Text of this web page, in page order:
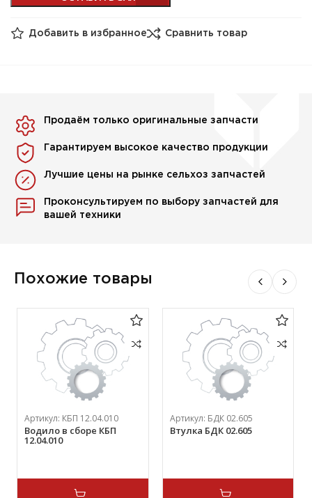
Добавить в избранное Сравнить товар
Продаём только оригинальные запчасти
Гарантируем высокое качество продукции
Лучшие цены на рынке сельхоз запчастей
Проконсультируем по выбору запчастей для
вашей техники
Похожие товары
Артикул: КБП 12.04.010
Водило в сборе КБП
12.04.010
Артикул: БДК 02.605
Втулка БДК 02.605